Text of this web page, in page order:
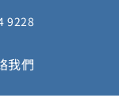
9228
我們